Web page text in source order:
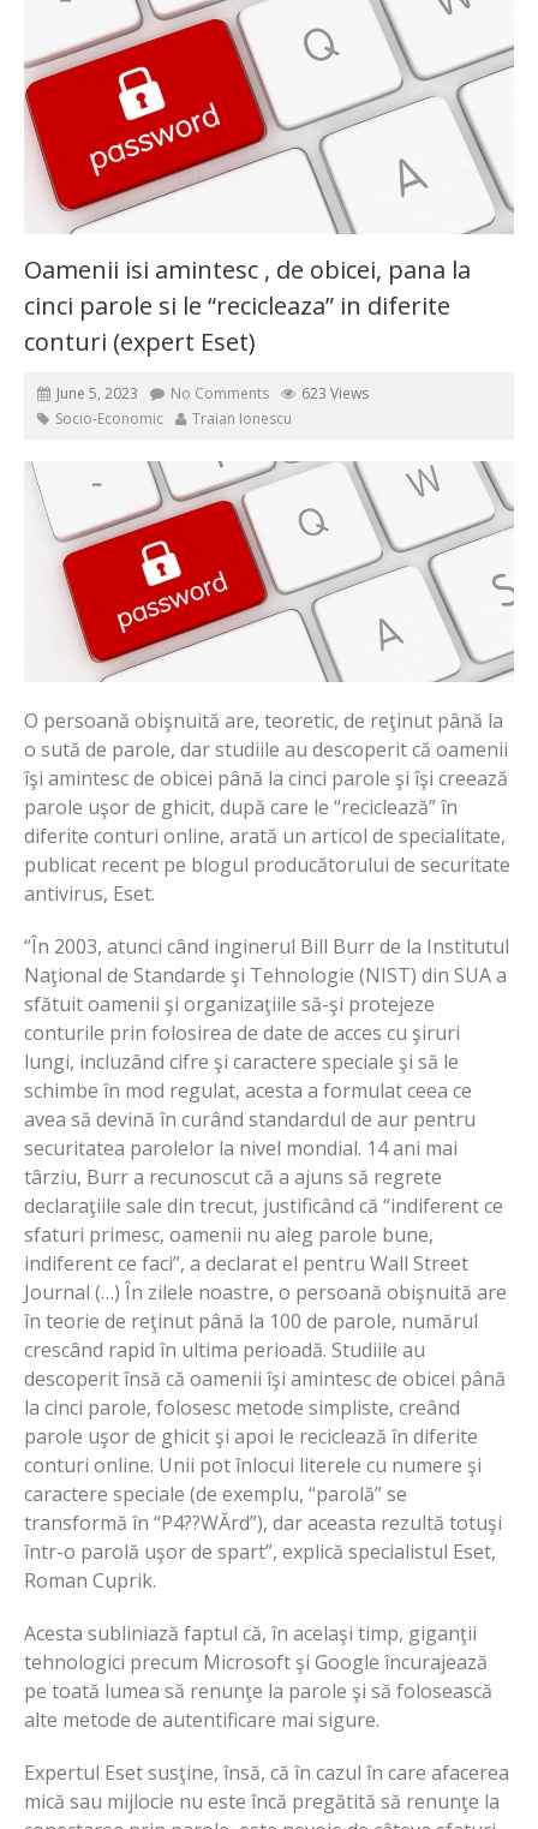
Oamenii isi amintesc , de obicei, pana la
cinci parole si le “recicleaza” in diferite
conturi (expert Eset)
June 5, 2023 No Comments
623 Views
Socio-Economic
Traian Ionescu
O persoană obişnuită are, teoretic, de reţinut până la
o sută de parole, dar studiile au descoperit că oamenii
îşi amintesc de obicei până la cinci parole şi îşi creează
parole uşor de ghicit, după care le “reciclează” în
diferite conturi online, arată un articol de specialitate,
publicat recent pe blogul producătorului de securitate
antivirus, Eset.
“În 2003, atunci când inginerul Bill Burr de la Institutul
Naţional de Standarde şi Tehnologie (NIST) din SUA a
sfătuit oamenii şi organizaţiile să-şi protejeze
conturile prin folosirea de date de acces cu şiruri
lungi, incluzând cifre şi caractere speciale şi să le
schimbe în mod regulat, acesta a formulat ceea ce
avea să devină în curând standardul de aur pentru
securitatea parolelor la nivel mondial. 14 ani mai
târziu, Burr a recunoscut că a ajuns să regrete
declaraţiile sale din trecut, justificând că “indiferent ce
sfaturi primesc, oamenii nu aleg parole bune,
indiferent ce faci”, a declarat el pentru Wall Street
Journal (…) În zilele noastre, o persoană obişnuită are
în teorie de reţinut până la 100 de parole, numărul
crescând rapid în ultima perioadă. Studiile au
descoperit însă că oamenii îşi amintesc de obicei până
la cinci parole, folosesc metode simpliste, creând
parole uşor de ghicit şi apoi le reciclează în diferite
conturi online. Unii pot înlocui literele cu numere şi
caractere speciale (de exemplu, “parolă” se
transformă în “P4??WĂrd”), dar aceasta rezultă totuşi
într-o parolă uşor de spart”, explică specialistul Eset,
Roman Cuprik.
Acesta subliniază faptul că, în acelaşi timp, giganţii
tehnologici precum Microsoft şi Google încurajează
pe toată lumea să renunţe la parole şi să folosească
alte metode de autentificare mai sigure.
Expertul Eset susţine, însă, că în cazul în care afacerea
mică sau mijlocie nu este încă pregătită să renunţe la